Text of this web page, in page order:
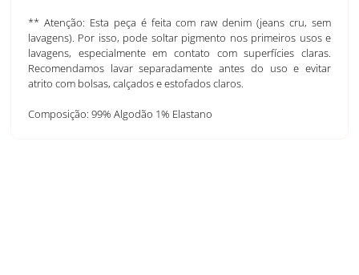
** Atenção: Esta peça é feita com raw denim (jeans cru, sem
lavagens). Por isso, pode soltar pigmento nos primeiros usos e
lavagens, especialmente em contato com superfícies claras.
Recomendamos lavar separadamente antes do uso e evitar
atrito com bolsas, calçados e estofados claros.
Composição: 99% Algodão 1% Elastano